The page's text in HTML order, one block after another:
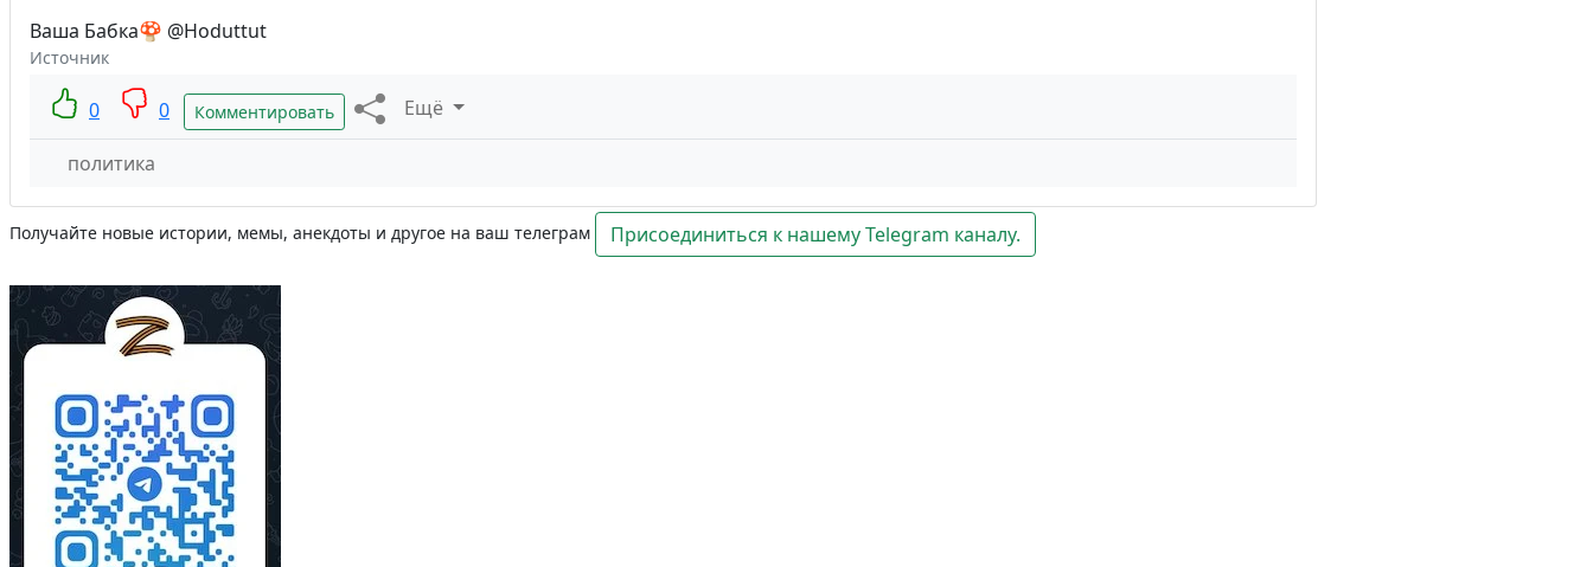
Ваша Бабка🍄 @Hoduttut
Источник
0 0 Комментировать Ещё
политика
Получайте новые истории, мемы, анекдоты и другое на ваш телеграм Присоединиться к нашему Telegram каналу.